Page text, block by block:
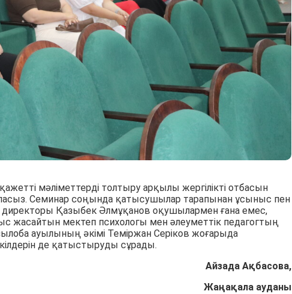
мәліметтерді толтыру арқылы жергілікті отбасын
Семинар соңында қатысушылар тарапынан ұсыныс пен
директоры Қазыбек Әлмұқанов оқушылармен ғана емес,
жасайтын мектеп психологы мен әлеуметтік педагогтың
ауылының әкімі Теміржан Серіков жоғарыда
де қатыстыруды сұрады.
Айзада Ақбасова,
Жаңақала ауданы